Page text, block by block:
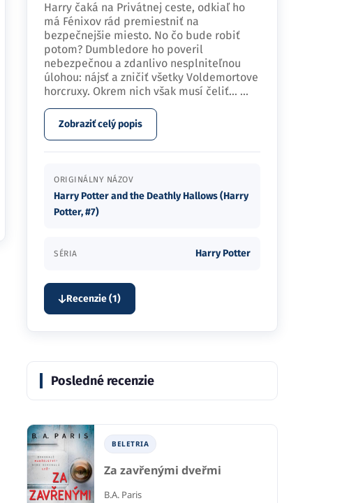
Harry čaká na Privátnej ceste, odkiaľ ho
má Fénixov rád premiestniť na
bezpečnejšie miesto. No čo bude robiť
potom? Dumbledore ho poveril
nebezpečnou a zdanlivo nesplniteľnou
úlohou: nájsť a zničiť všetky Voldemortove
horcruxy. Okrem nich však musí čeliť… ...
Zobraziť celý popis
ORIGINÁLNY NÁZOV
Harry Potter and the Deathly Hallows (Harry
Potter, #7)
SÉRIA Harry Potter
Recenzie (1)
Posledné recenzie
BELETRIA
Za zavřenými dveřmi
B.A. Paris